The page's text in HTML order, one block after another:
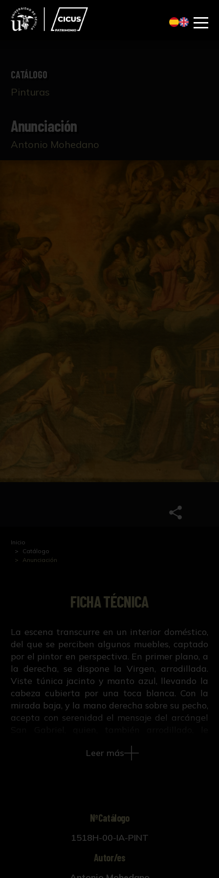
CATÁLOGO
Pinturas
Anunciación
Antonio Mohedano
Inicio
Catálogo
Anunciación
FICHA TÉCNICA
La escena transcurre en un interior doméstico,
del que se perciben algunos muebles, captado
por el pintor en perspectiva. En primer plano, a
la derecha, se dispone la Virgen, arrodillada.
Viste túnica jacinto y manto azul, llevando la
cabeza cubierta por una toca blanca. Con la
mirada baja, y la mano derecha sobre su pecho,
acepta con serenidad el mensaje del arcángel
sorprendido a María mientra leía un libro de
cesto con labores de costura. Detalles
de Mohedano en la captación de bodegones.
El bargueño que se dispone tras la mesa posee
una pequeña pintura que representa a Eva
Leer más
NºCatálogo
1518H-00-IA-PINT
Autor/es